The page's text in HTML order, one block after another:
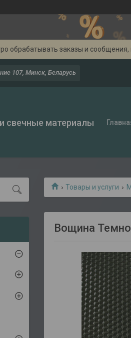
обрабатывать заказы и
107, Минск, Беларусь
свечные материалы
Товары и услуги
Вощина